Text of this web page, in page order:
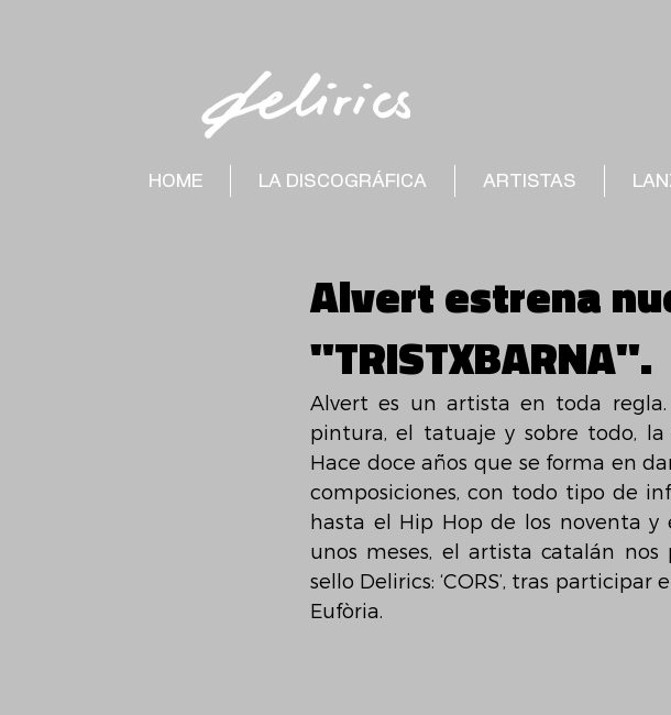
HOME LA DISCOGRÁFICA ARTISTAS
Alvert estrena
"TRISTXBARNA".
Alvert es un artista en toda
pintura, el tatuaje y sobre todo, la
Hace doce años que se forma en
composiciones, con todo tipo de
hasta el Hip Hop de los noventa
unos meses, el artista catalán
sello Delirics: ‘CORS’, tras
Eufòria.